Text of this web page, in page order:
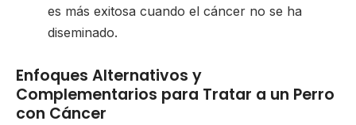
es más exitosa cuando el cáncer no se ha
diseminado.
Enfoques Alternativos y
Complementarios para Tratar a un Perro
con Cáncer